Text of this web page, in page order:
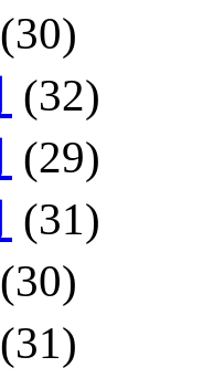
(30)
(32)
(29)
(31)
(30)
(31)